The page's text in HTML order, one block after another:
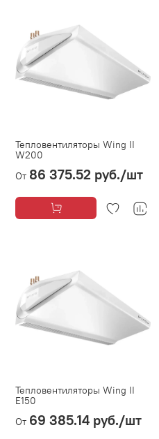
Тепловентиляторы Wing II
W200
От 86 375.52 руб./шт
Тепловентиляторы Wing II
E150
От 69 385.14 руб./шт